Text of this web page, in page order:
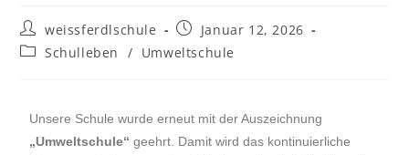
weissferdlschule
Januar 12, 2026
Schulleben
/ Umweltschule
Unsere Schule wurde erneut mit der Auszeichnung
„Umweltschule“ geehrt. Damit wird das kontinuierliche